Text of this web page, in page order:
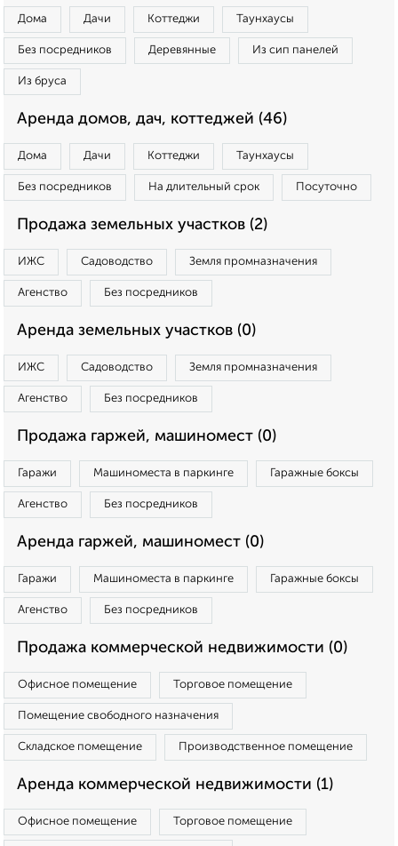
Дома Дачи Коттеджи Таунхаусы
Без посредников Деревянные Из сип панелей
Из бруса
Аренда домов, дач, коттеджей (46)
Дома Дачи Коттеджи Таунхаусы
Без посредников На длительный срок Посуточно
Продажа земельных участков (2)
ИЖС Садоводство Земля промназначения
Агенство Без посредников
Аренда земельных участков (0)
ИЖС Садоводство Земля промназначения
Агенство Без посредников
Продажа гаржей, машиномест (0)
Гаражи Машиноместа в паркинге Гаражные боксы
Агенство Без посредников
Аренда гаржей, машиномест (0)
Гаражи Машиноместа в паркинге Гаражные боксы
Агенство Без посредников
Продажа коммерческой недвижимости (0)
Офисное помещение Торговое помещение
Помещение свободного назначения
Складское помещение Производственное помещение
Аренда коммерческой недвижимости (1)
Офисное помещение Торговое помещение